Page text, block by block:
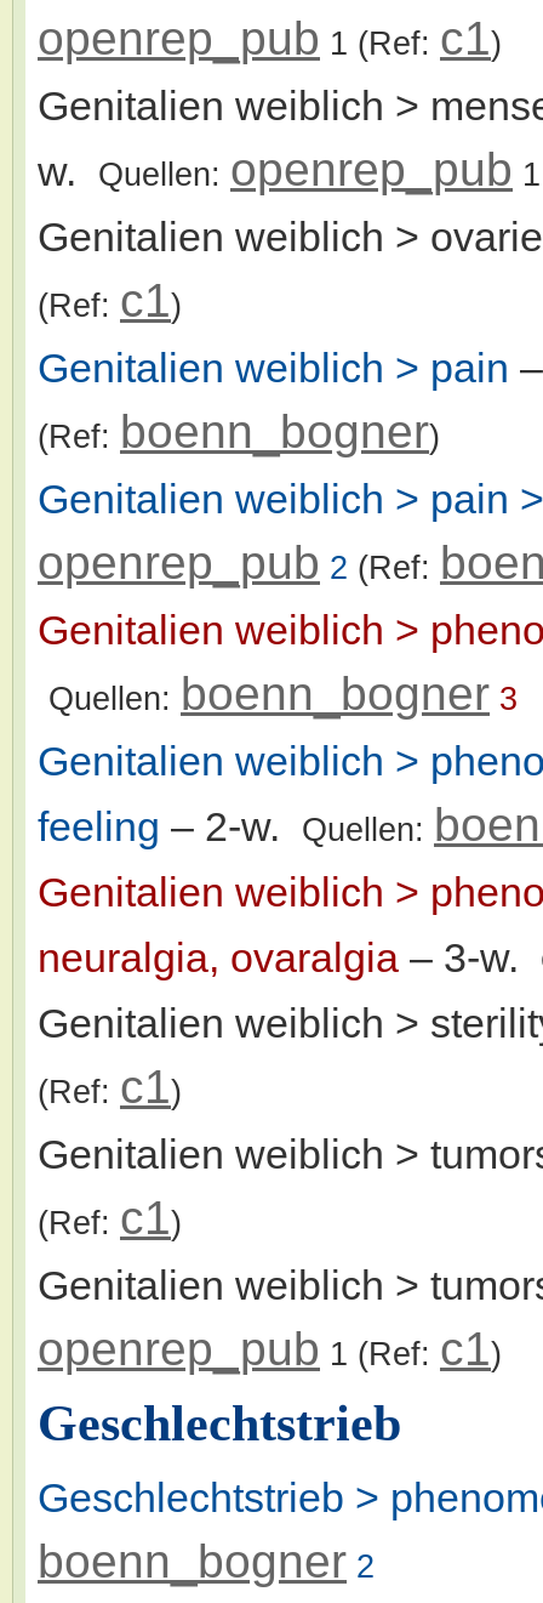
openrep_pub 1 (Ref: c1)
Genitalien weiblich >
w.
Quellen: openrep_pub 1
Genitalien weiblich >
(Ref: c1)
Genitalien weiblich > pain
(Ref: boenn_bogner)
Genitalien weiblich > pain
openrep_pub 2 (Ref:
Genitalien weiblich >
Quellen: boenn_bogner 3
Genitalien weiblich >
feeling – 2-w. Quellen:
Genitalien weiblich >
neuralgia, ovaralgia – 3-w.
Genitalien weiblich >
(Ref: c1)
Genitalien weiblich >
(Ref: c1)
Genitalien weiblich >
openrep_pub 1 (Ref: c1)
Geschlechtstrieb
Geschlechtstrieb >
boenn_bogner 2